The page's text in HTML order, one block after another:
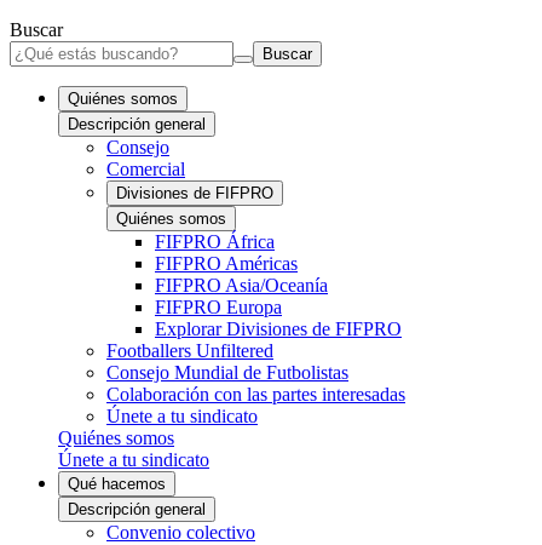
Buscar
Buscar
Quiénes somos
Descripción general
Consejo
Comercial
Divisiones de FIFPRO
Quiénes somos
FIFPRO África
FIFPRO Américas
FIFPRO Asia/Oceanía
FIFPRO Europa
Explorar Divisiones de FIFPRO
Footballers Unfiltered
Consejo Mundial de Futbolistas
Colaboración con las partes interesadas
Únete a tu sindicato
Quiénes somos
Únete a tu sindicato
Qué hacemos
Descripción general
Convenio colectivo